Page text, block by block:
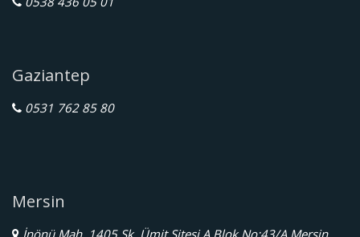
Gaziantep
0531 762 85 80
Mersin
İnönü Mah. 1405 Sk. Ümit Sitesi A Blok No:43/A Mersin